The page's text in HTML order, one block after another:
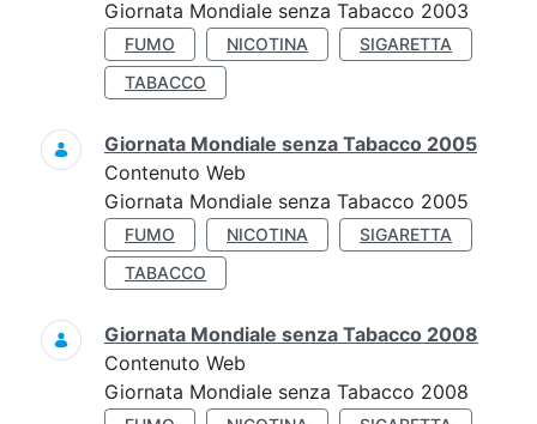
Giornata Mondiale senza Tabacco 2003
FUMO NICOTINA
SIGARETTA
TABACCO
Giornata Mondiale senza Tabacco 2005
Contenuto Web
Giornata Mondiale senza Tabacco 2005
FUMO NICOTINA
SIGARETTA
TABACCO
Giornata Mondiale senza Tabacco 2008
Contenuto Web
Giornata Mondiale senza Tabacco 2008